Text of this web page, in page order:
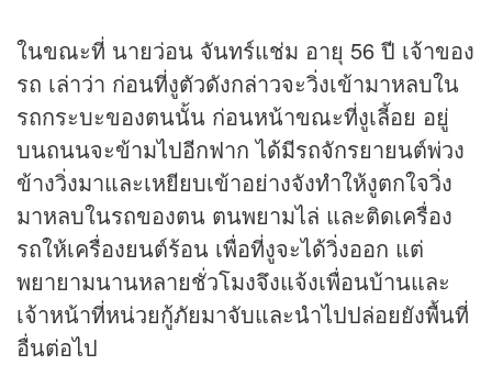
ในขณะที่ นายว่อน จันทร์แช่ม อายุ 56 ปี เจ้าของ
รถ เล่าว่า ก่อนที่งูตัวดังกล่าวจะวิ่งเข้ามาหลบใน
รถกระบะของตนนั้น ก่อนหน้าขณะที่งูเลี้อย อยู่
บนถนนจะข้ามไปอีกฟาก ได้มีรถจักรยายนต์พ่วง
ข้างวิ่งมาและเหยียบเข้าอย่างจังทำให้งูตกใจวิ่ง
มาหลบในรถของตน ตนพยามไล่ และติดเครื่อง
รถให้เครื่องยนต์ร้อน เพื่อที่งูจะได้วิ่งออก แต่
พยายามนานหลายชั่วโมงจึงแจ้งเพื่อนบ้านและ
เจ้าหน้าที่หน่วยกู้ภัยมาจับและนำไปปล่อยยังพื้นที่
อื่นต่อไป